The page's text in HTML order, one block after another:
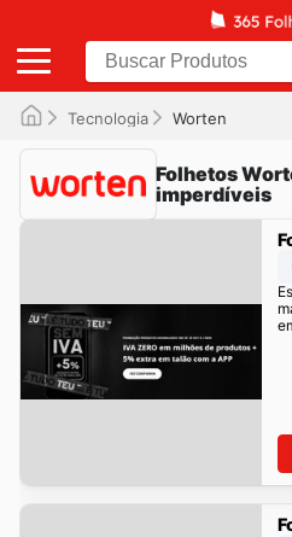
Tecnologia Worten
Folhetos
imperdíveis